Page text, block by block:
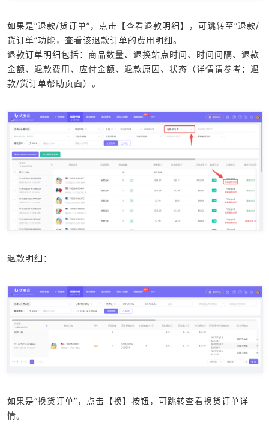
如果是“退款/货订单”，点击【查看退款明细】，可跳转至“退款/
货订单”功能，查看该退款订单的费用明细。
退款订单明细包括：商品数量、退换站点时间、时间间隔、退款
金额、退款费用、应付金额、退款原因、状态（详情请参考：退
款/货订单帮助页面）。
退款明细：
如果是“换货订单”，点击【换】按钮，可跳转查看换货订单详
情。